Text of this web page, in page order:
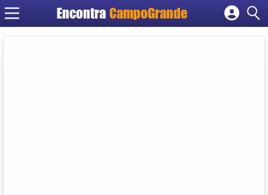
Encontra CampoGrande
Cadastrar empresa